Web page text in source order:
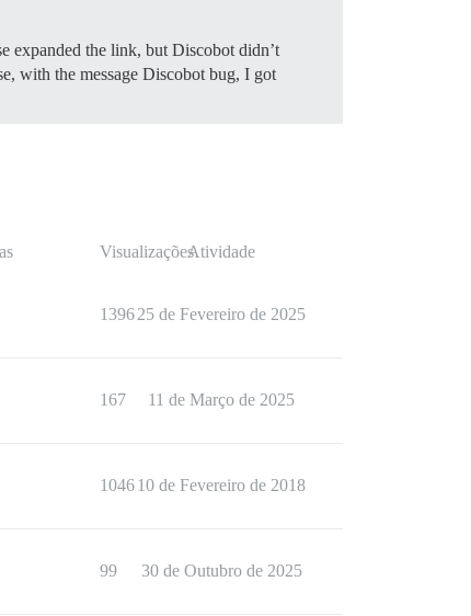
expanded the link, but Discobot didn’t
with the message Discobot bug, I got
VisualizaçõesAtividade
139625 de Fevereiro de 2025
167 11 de Março de 2025
104610 de Fevereiro de 2018
99 30 de Outubro de 2025